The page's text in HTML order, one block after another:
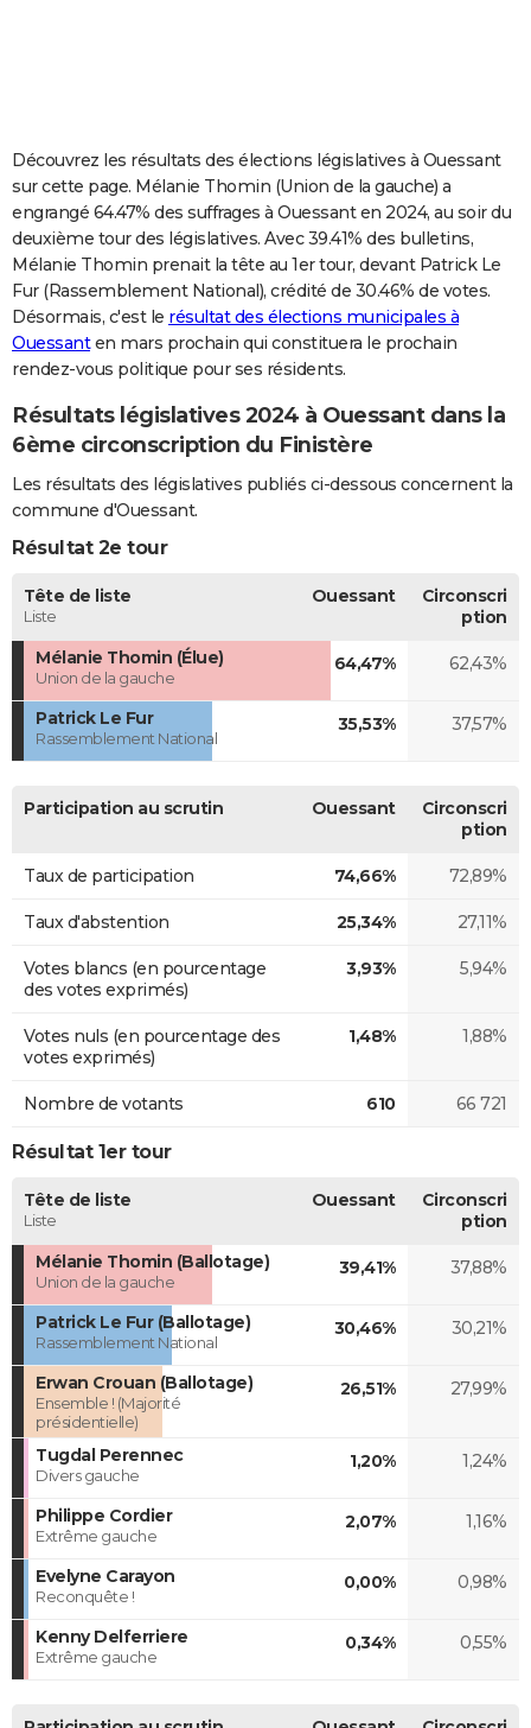
CARTE DE VOEUX
Carte de Noël
Carte Bonne année
Carte Saint-Valentin
Carte Pâques
Carte d'anniversaire
DICTIONNAIRE
Dictionnaire
Biographies
Citations
Expressions
Proverbes
PROGRAMME TV
COPAINS D'AVANT
S'inscrire
Se connecter
Lycées
Collèges
Primaires
Universités
Entreprises
Service militaire
Avis de recherche
AVIS DE DÉCÈS
FORUM
Bricolage
Lifestyle
Culture
Sport
Auto
Television
Voyage
Cinema
Découvrez les résultats des élections législatives à Ouessant
sur cette page. Mélanie Thomin (Union de la gauche) a
engrangé 64.47% des suffrages à Ouessant en 2024, au soir du
deuxième tour des législatives. Avec 39.41% des bulletins,
Mélanie Thomin prenait la tête au 1er tour, devant Patrick Le
Fur (Rassemblement National), crédité de 30.46% de votes.
Désormais, c'est le résultat des élections municipales à
Ouessanten mars prochain qui constituera le prochain
rendez-vous politique pour ses résidents.
Résultats législatives 2024 à Ouessant dans la
6ème circonscription du Finistère
Les résultats des législatives publiés ci-dessous concernent la
commune d'Ouessant.
Résultat 2e tour
Tête de liste
Liste
Ouessant
Circonscri
ption
Mélanie Thomin (Élue)
Union de la gauche
64,47% 62,43%
Patrick Le Fur
Rassemblement National
35,53% 37,57%
Participation au scrutin Ouessant
Circonscri
ption
Taux de participation 74,66% 72,89%
Taux d'abstention 25,34% 27,11%
Votes blancs (en pourcentage
des votes exprimés)
3,93% 5,94%
Votes nuls (en pourcentage des
votes exprimés)
1,48% 1,88%
Nombre de votants 610 66 721
Résultat 1er tour
Tête de liste
Liste
Ouessant
Circonscri
ption
Mélanie Thomin (Ballotage)
Union de la gauche
39,41% 37,88%
Patrick Le Fur (Ballotage)
Rassemblement National
30,46% 30,21%
Erwan Crouan (Ballotage)
Ensemble ! (Majorité
présidentielle)
26,51% 27,99%
Tugdal Perennec
Divers gauche
1,20% 1,24%
Philippe Cordier
Extrême gauche
2,07% 1,16%
Evelyne Carayon
Reconquête !
0,00% 0,98%
Kenny Delferriere
Extrême gauche
0,34% 0,55%